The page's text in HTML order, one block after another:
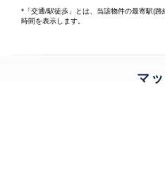
*「交通/駅徒歩」とは、当該物件の最寄駅(
時間を表示します。
マ